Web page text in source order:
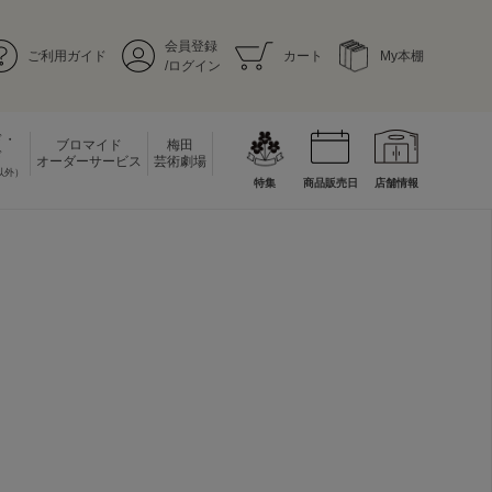
ご利用ガイド
会員登録
/ログイン
カート My本棚
）
ブロマイド
オーダーサービス
梅田
芸術劇場
特集 商品販売日 店舗情報